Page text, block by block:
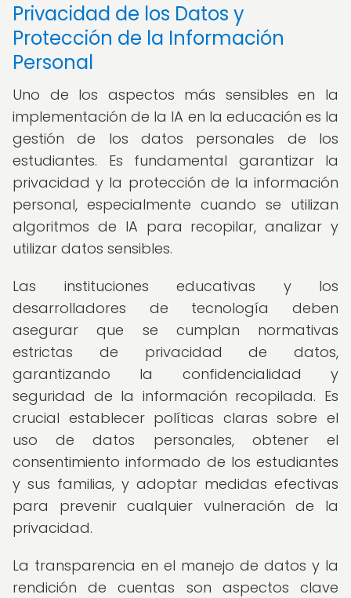
Privacidad de los Datos y
Protección de la Información
Personal
Uno de los aspectos más sensibles en la
implementación de la IA en la educación es la
gestión de los datos personales de los
estudiantes. Es fundamental garantizar la
privacidad y la protección de la información
personal, especialmente cuando se utilizan
algoritmos de IA para recopilar, analizar y
utilizar datos sensibles.
Las instituciones educativas y los
desarrolladores de tecnología deben
asegurar que se cumplan normativas
estrictas de privacidad de datos,
garantizando la confidencialidad y
seguridad de la información recopilada. Es
crucial establecer políticas claras sobre el
uso de datos personales, obtener el
consentimiento informado de los estudiantes
y sus familias, y adoptar medidas efectivas
para prevenir cualquier vulneración de la
privacidad.
La transparencia en el manejo de datos y la
rendición de cuentas son aspectos clave